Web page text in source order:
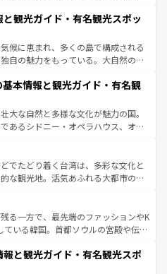
テンツ一覧を参照してほしい。
観光、ショッピング、エンターテイ
激的なスポットだ。一方、アメリカ
り、グランドキャニオンやイエロー
った絶景が堪能できる。さらに、南
アメリカの各地域で異なる魅力を楽
性と豊かな歴史を感じることができ
ドトリップや列車の旅も、アメリカ
。 なお、新着のアメリカ
を参照してほしい。
観光ガイド・有名観光スポッ
候に恵まれ、多くの島で構成される
自の魅力をもっている。大自然の神
また、定番の観光地といえばオアフ
求めるならマウイ島やカウアイ島が
グリーンに輝く海をはじめ、豊かな
いる。「アロハスピリット」と呼ば
ルフードやハワイアンミュージッ
スなど、すべてがハワイの魅力を彩
に新しい発見と感動が待っているハ
本情報と観光ガイド・有名観
大な自然と多様な文化が魅力の国。
あるシドニー・オペラハウス、オー
部にそびえるウルル（エアーズロッ
しい原生林やケアンズの熱帯雨林な
ん。また、カフェやワイン、オージ
も充実しており、サーフィンやダイ
ど、アウトドア好きにはたまらな
多彩な魅力を存分に味わいつくそ
でたどり着く台湾は、多彩な文化と
な観光地。活気あふれる大都市の台
帯である台湾東部など、都市の喧騒
しており、訪れる人に新しい発見と
る。また、奥深い台湾の食文化も魅
イーツなど、バラエティ豊かな料理
る一方で、最先端のファッションやK
ている韓国。首都ソウルの宮殿や伝統
ば四季折々の自然美を楽しむことが
チや焼肉、絶品のストリートフード
と観光ガイド・有名観光スポ